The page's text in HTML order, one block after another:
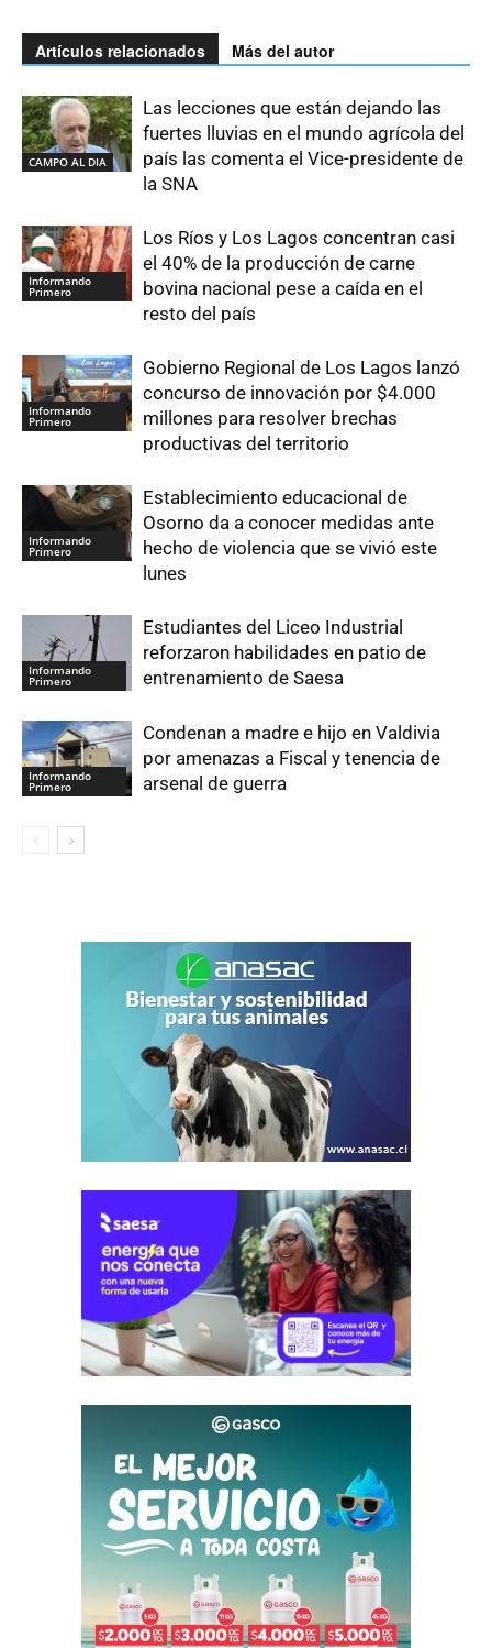
Artículos relacionados Más del autor
CAMPO AL DIA
Las lecciones que están dejando las
fuertes lluvias en el mundo agrícola del
país las comenta el Vice-presidente de
la SNA
Informando
Primero
Los Ríos y Los Lagos concentran casi
el 40% de la producción de carne
bovina nacional pese a caída en el
resto del país
Informando
Primero
Gobierno Regional de Los Lagos lanzó
concurso de innovación por $4.000
millones para resolver brechas
productivas del territorio
Informando
Primero
Establecimiento educacional de
Osorno da a conocer medidas ante
hecho de violencia que se vivió este
lunes
Informando
Primero
Estudiantes del Liceo Industrial
reforzaron habilidades en patio de
entrenamiento de Saesa
Informando
Primero
Condenan a madre e hijo en Valdivia
por amenazas a Fiscal y tenencia de
arsenal de guerra